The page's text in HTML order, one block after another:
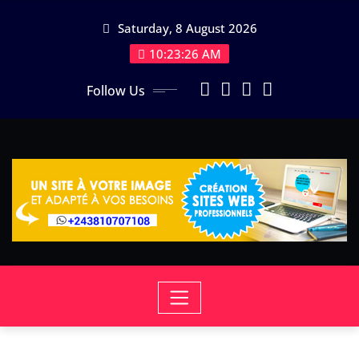
Saturday, 8 August 2026
10:23:26 AM
Follow Us